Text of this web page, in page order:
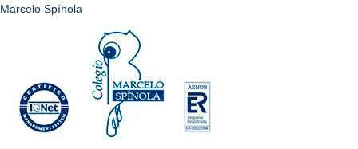
Marcelo Spínola